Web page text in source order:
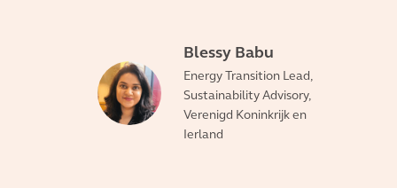
Blessy Babu
Energy Transition Lead,
Sustainability Advisory,
Verenigd Koninkrijk en
Ierland